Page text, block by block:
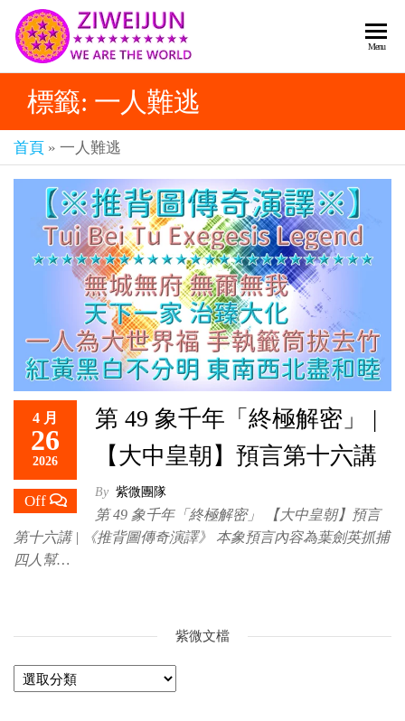
紫薇
《推
背
圖》
預
言-
紫薇
君寰
宇傳
奇官
網
樂
章-
人
人
都
是
彌
賽
亞-
個
個
都
救
世
主
Menu
標籤: 一人難逃
首頁 » 一人難逃
4 月
26
2026
Off
第 49 象千年「終極解密」 |
【大中皇朝】預言第十六講
By 紫微團隊
第 49 象千年「終極解密」 【大中皇朝】預言
第十六講 | 《推背圖傳奇演譯》 本象預言內容為葉劍英抓捕
四人幫…
紫微文檔